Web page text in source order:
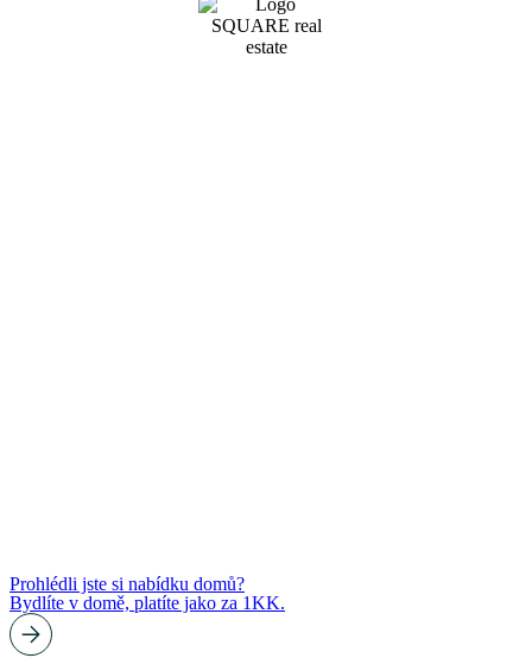
Prohlédli jste si nabídku domů?
Bydlíte v domě, platíte jako za 1KK.